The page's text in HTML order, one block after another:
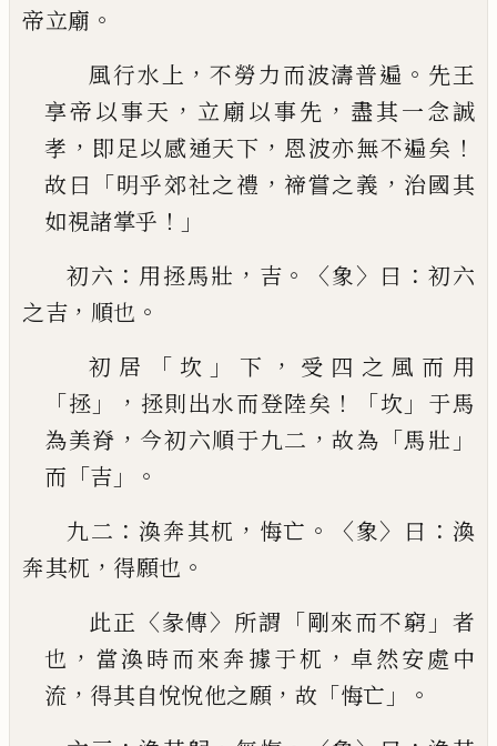
帝立廟 。
風行水上 ，不勞力而波濤普遍 。 先王
享帝以事天 ， 立廟以事先 ， 盡其一念誠
孝 ， 即足以感通天下 ， 恩波亦無不遍矣 ！
故曰 「明乎郊社之禮 ， 禘嘗之義 ， 治國其
如視諸掌乎 ！」
初六 ： 用拯馬壯 ， 吉 。〈象〉 曰 ： 初六
之吉 ， 順也 。
初居 「 坎 」 下 ， 受四之風而用
「拯 」， 拯則出水而登陸矣 ！ 「坎 」 于馬
為美脊 ， 今初六順于九二 ，故為 「馬壯 」
而 「吉 」。
九二 ： 渙奔其杌 ， 悔亡 。〈象〉 曰 ： 渙
奔其杌 ， 得願也 。
此正 〈彖傳〉 所謂 「剛來而不窮 」 者
也 ， 當渙時而來奔 據于杌 ， 卓然安處中
流 ， 得其自悅悅他之願 ， 故 「悔亡 」。